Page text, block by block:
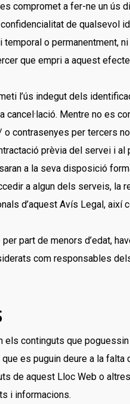
compromet a fer-ne un ús
de qualsevol
o permanentment,
que empri a aquest
l’ús indegut dels
Mentre no es
contrasenyes per tercers
prèvia del servei i al
a la seva disposició
a algun dels serveis, la
d’aquest Avís Legal,
part de menors d’edat,
com responsables
continguts que
es puguin deure a la falta
aquest Lloc Web o
i informacions.